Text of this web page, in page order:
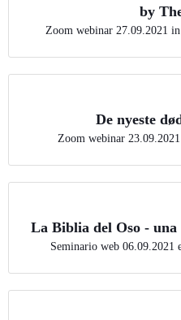
by
Zoom webinar 27.09.2021
De nyeste
Zoom webinar
La Biblia del Oso - una
Seminario web 06.09.2021